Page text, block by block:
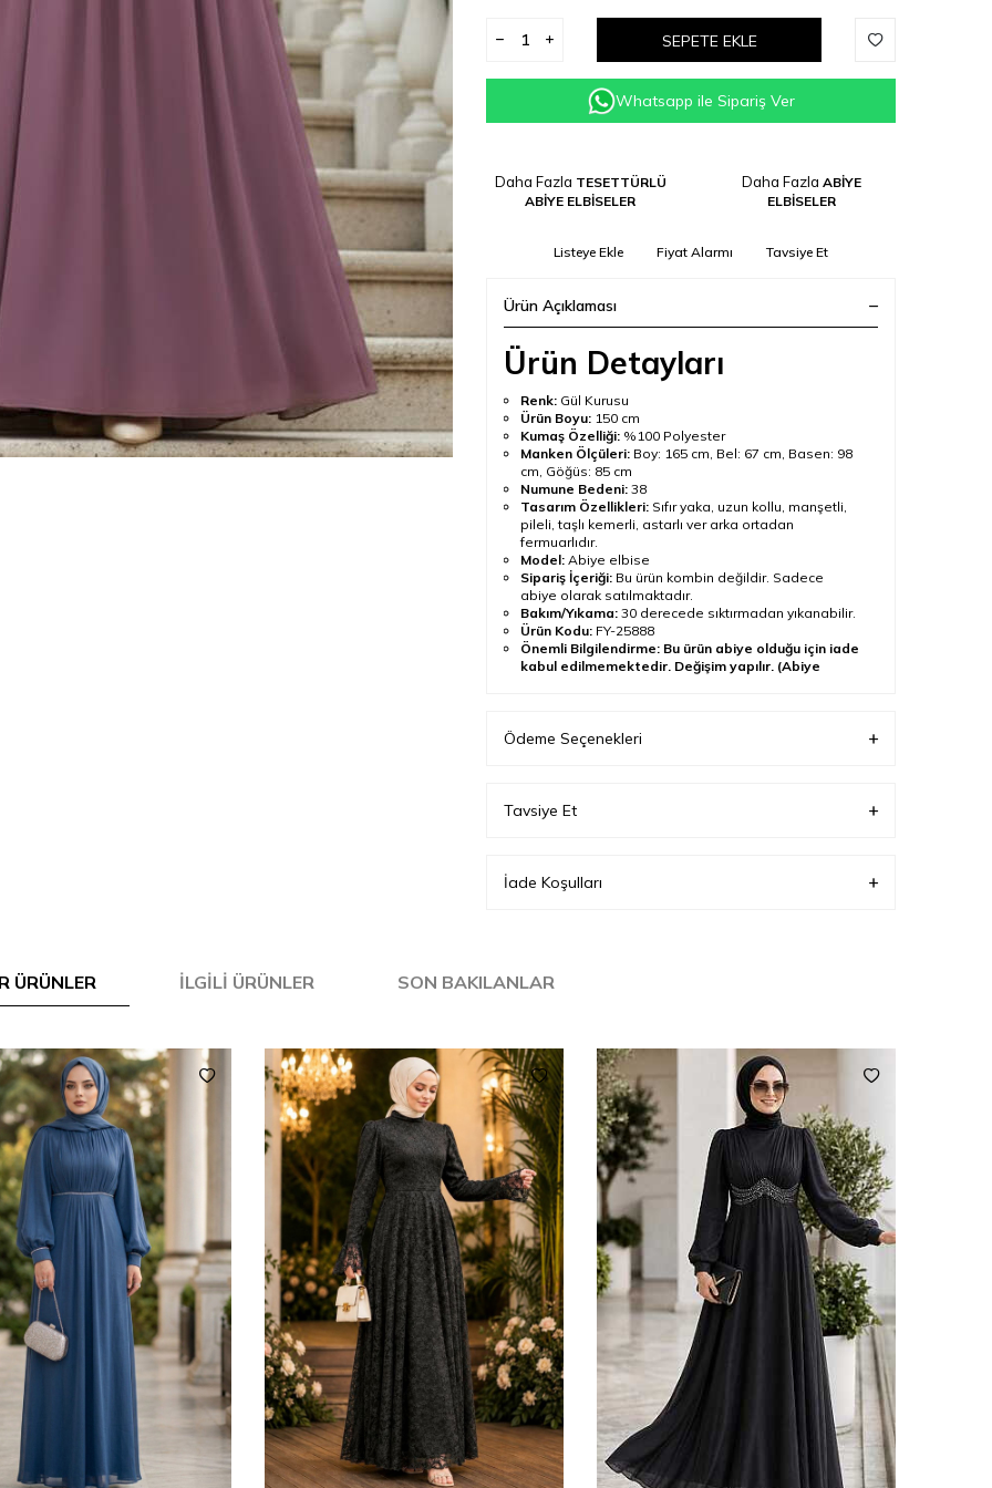
SEPETE EKLE
Whatsapp ile Sipariş Ver
Daha Fazla TESETTÜRLÜ
ABİYE ELBİSELER
Daha Fazla ABİYE
ELBİSELER
Listeye Ekle Fiyat Alarmı Tavsiye Et
Ürün Açıklaması
Ürün Detayları
Renk: Gül Kurusu
Ürün Boyu: 150 cm
Kumaş Özelliği: %100 Polyester
Manken Ölçüleri: Boy: 165 cm, Bel: 67 cm, Basen: 98
cm, Göğüs: 85 cm
Numune Bedeni: 38
Tasarım Özellikleri: Sıfır yaka, uzun kollu, manşetli,
pileli, taşlı kemerli, astarlı ver arka ortadan
fermuarlıdır.
Model: Abiye elbise
Sipariş İçeriği: Bu ürün kombin değildir. Sadece
abiye olarak satılmaktadır.
Bakım/Yıkama: 30 derecede sıktırmadan yıkanabilir.
Ürün Kodu: FY-25888
Önemli Bilgilendirme: Bu ürün abiye olduğu için iade
kabul edilmemektedir. Değişim yapılır. (Abiye
Ürün standart kalıp olup normalde kullandığınız
Ürün Açıklaması
Pileli Gül Kurusu Tesettür Abiye Elbise FY-25888
boyu 150 cm olarak belirtilmiştir.
eşarp, küçük el çantası ve zarif ayakkabılarla
tamamlanabilir.
Gül Kurusu tonu; ekru, krem, vizon, açık gri ve gümüş
tonları ile uyumlu şal, eşarp ve aksesuar seçimleriyle
tamamlanabilir.
Sık Sorulan Sorular
Ürün hangi renktir?
Ürün rengi Gül Kurusu olarak belirtilmiştir. Çekim ve
ekran ayarlarına bağlı olarak ton farklılığı görülebilir.
Ürünün boyu kaç cm?
Ürün boyu 150 cm olarak belirtilmiştir.
Ürünün kumaş özelliği nedir?
%100 Polyester.
Modelin öne çıkan tasarım
özellikleri nelerdir?
Ödeme Seçenekleri
Tavsiye Et
İade Koşulları
ÜRÜNLER İLGILI ÜRÜNLER SON BAKILANLAR